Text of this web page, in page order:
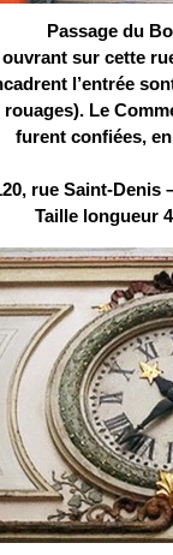
Passage du
sur cette
l’entrée
rouages). Le
furent confiées,
rue Saint-Denis
Taille longueur